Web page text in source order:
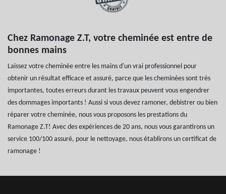
Chez Ramonage Z.T, votre cheminée est entre de
bonnes mains
Laissez votre cheminée entre les mains d'un vrai professionnel pour
obtenir un résultat efficace et assuré, parce que les cheminées sont très
importantes, toutes erreurs durant les travaux peuvent vous engendrer
des dommages importants ! Aussi si vous devez ramoner, debistrer ou bien
réparer votre cheminée, nous vous proposons les prestations du
Ramonage Z.T! Avec des expériences de 20 ans, nous vous garantirons un
service 100/100 assuré, pour le nettoyage, nous établirons un certificat de
ramonage !